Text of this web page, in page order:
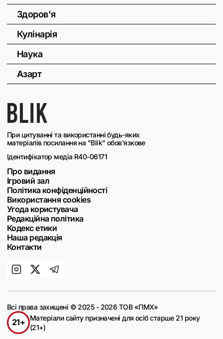
При цитуванні та використанні будь-яких
матеріалів посилання на "Blik" обов'язкове
Ідентифікатор медіа R40-06171
Про видання
Ігровий зал
Політика конфіденційності
Використання cookies
Угода користувача
Редакційна політика
Кодекс етики
Наша редакція
Контакти
Здоров'я
Кулінарія
Наука
Азарт
Всі права захищені © 2025 - 2026 ТОВ «ПМХ»
21+
Матеріали сайту призначені для осіб старше 21 року
(21+)